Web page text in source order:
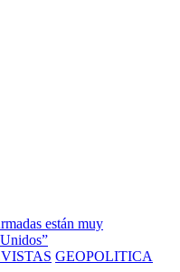
GEOPOLITICA